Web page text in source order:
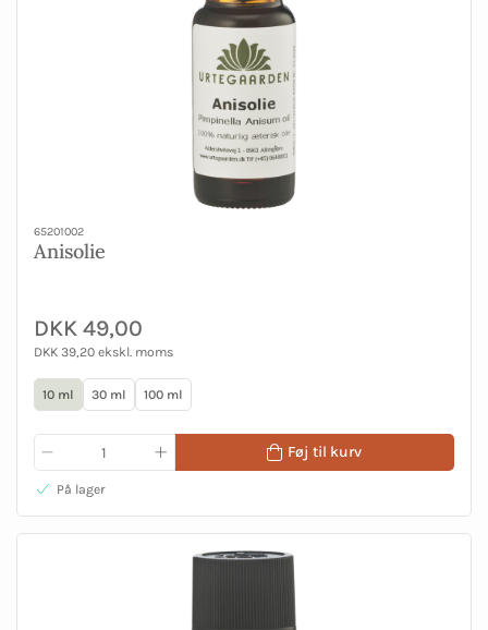
65201002
Anisolie
DKK 49,00
DKK 39,20 ekskl. moms
10 ml 30 ml 100 ml
Føj til kurv
På lager